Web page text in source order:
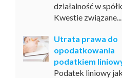
działalność w
Kwestie związane...
Utrata prawa do
opodatkowania
podatkiem
Podatek liniowy